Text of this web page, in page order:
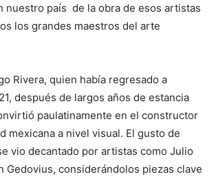
nuestro país de la obra de esos artistas
los grandes maestros del arte
Rivera, quien había regresado a
después de largos años de estancia
paulatinamente en el constructor
mexicana a nivel visual. El gusto de
vio decantado por artistas como Julio
Gedovius, considerándolos piezas clave